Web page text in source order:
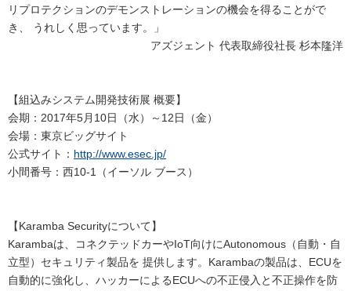
リプロテクションのデモンストレーションの機会を得ることがで
き、 うれしく思っています。」
アズジェント 代表取締役社長 杉本隆洋
【組込みシステム開発技術展 概要】
会期：2017年5月10日（水）～12日（金）
会場：東京ビッグサイト
公式サイト： http://www.esec.jp/
小間番号：西10-1（イーソル ブース）
【Karamba Securityについて】
Karambaは、コネクテッドカーやIoT向けにAutonomous（自動・自
立型）セキュリティ製品を 提供します。Karambaの製品は、ECUを
自動的に強化し、ハッカーによるECUへの不正侵入と不正操作を防